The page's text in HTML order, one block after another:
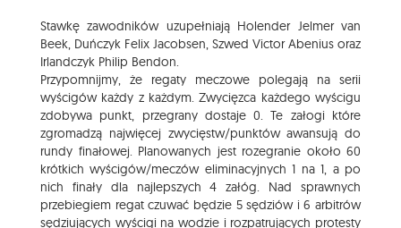
Stawkę zawodników uzupełniają Holender Jelmer van
Beek, Duńczyk Felix Jacobsen, Szwed Victor Abenius oraz
Irlandczyk Philip Bendon.
Przypomnijmy, że regaty meczowe polegają na serii
wyścigów każdy z każdym. Zwycięzca każdego wyścigu
zdobywa punkt, przegrany dostaje 0. Te załogi które
zgromadzą najwięcej zwycięstw/punktów awansują do
rundy finałowej. Planowanych jest rozegranie około 60
krótkich wyścigów/meczów eliminacyjnych 1 na 1, a po
nich finały dla najlepszych 4 załóg. Nad sprawnych
przebiegiem regat czuwać będzie 5 sędziów i 6 arbitrów
sędziujących wyścigi na wodzie i rozpatrujących protesty